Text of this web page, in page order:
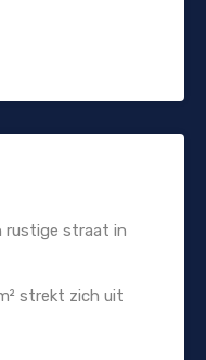
rustige straat in
strekt zich uit